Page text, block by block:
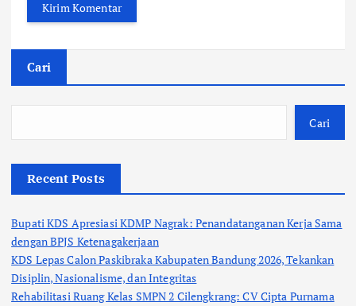
Cari
Cari
Recent Posts
Bupati KDS Apresiasi KDMP Nagrak: Penandatanganan Kerja Sama
dengan BPJS Ketenagakerjaan
KDS Lepas Calon Paskibraka Kabupaten Bandung 2026, Tekankan
Disiplin, Nasionalisme, dan Integritas
Rehabilitasi Ruang Kelas SMPN 2 Cilengkrang: CV Cipta Purnama